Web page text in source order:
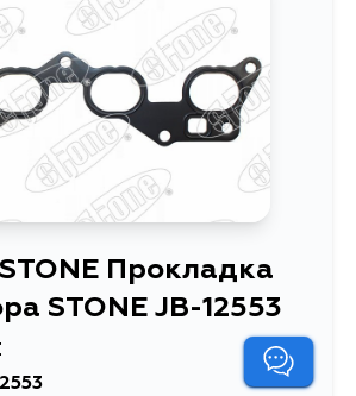
Прокладка
STONE JB-12553